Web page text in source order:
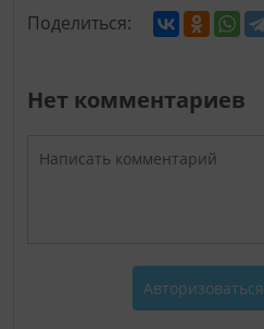
Поделиться:
Нет комментариев
Авторизоваться